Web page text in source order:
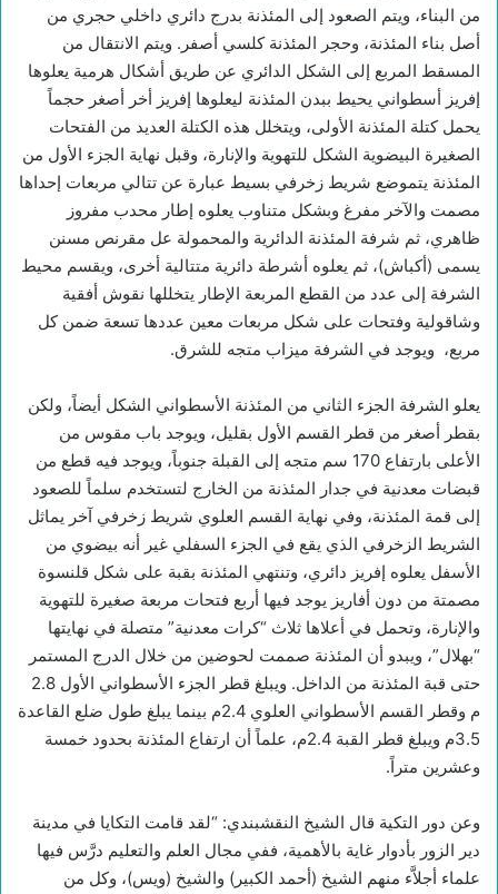
من البناء، ويتم الصعود إلى المئذنة بدرج دائري داخلي حجري من
أصل بناء المئذنة، وحجر المئذنة كلسي أصفر. ويتم الانتقال من
المسقط المربع إلى الشكل الدائري عن طريق أشكال هرمية يعلوها
إفريز أسطواني يحيط ببدن المئذنة ليعلوها إفريز أخر أصغر حجماً
يحمل كتلة المئذنة الأولى، ويتخلل هذه الكتلة العديد من الفتحات
الصغيرة البيضوية الشكل للتهوية والإنارة، وقبل نهاية الجزء الأول من
المئذنة يتموضع شريط زخرفي بسيط عبارة عن تتالي مربعات إحداها
مصمت والآخر مفرغ وبشكل متناوب يعلوه إطار محدب مفروز
ظاهري، ثم شرفة المئذنة الدائرية والمحمولة عل مقرنص مسنن
يسمى (أكباش)، ثم يعلوه أشرطة دائرية متتالية أخرى، ويقسم محيط
الشرفة إلى عدد من القطع المربعة الإطار يتخللها نقوش أفقية
وشاقولية وفتحات على شكل مربعات معين عددها تسعة ضمن كل
مربع، ويوجد في الشرفة ميزاب متجه للشرق.
يعلو الشرفة الجزء الثاني من المئذنة الأسطواني الشكل أيضاً، ولكن
بقطر أصغر من قطر القسم الأول بقليل، ويوجد باب مقوس من
الأعلى بارتفاع 170 سم متجه إلى القبلة جنوباً، ويوجد فيه قطع من
قبضات معدنية في جدار المئذنة من الخارج لتستخدم سلماً للصعود
إلى قمة المئذنة، وفي نهاية القسم العلوي شريط زخرفي آخر يماثل
الشريط الزخرفي الذي يقع في الجزء السفلي غير أنه بيضوي من
الأسفل يعلوه إفريز دائري، وتنتهي المئذنة بقبة على شكل قلنسوة
مصمتة من دون أفاريز يوجد فيها أربع فتحات مربعة صغيرة للتهوية
والإنارة، وتحمل في أعلاها ثلاث “كرات معدنية” متصلة في نهايتها
“بهلال”، ويبدو أن المئذنة صممت لحوضين من خلال الدرج المستمر
حتى قبة المئذنة من الداخل. ويبلغ قطر الجزء الأسطواني الأول 2.8
م وقطر القسم الأسطواني العلوي 2.4م بينما يبلغ طول ضلع القاعدة
3.5م ويبلغ قطر القبة 2.4م، علماً أن ارتفاع المئذنة بحدود خمسة
وعشرين متراً.
وعن دور التكية قال الشيخ النقشبندي: “لقد قامت التكايا في مدينة
دير الزور بأدوار غاية بالأهمية، ففي مجال العلم والتعليم درَّس فيها
علماء أجلاَّء منهم الشيخ (أحمد الكبير) والشيخ (ويس)، وكل من